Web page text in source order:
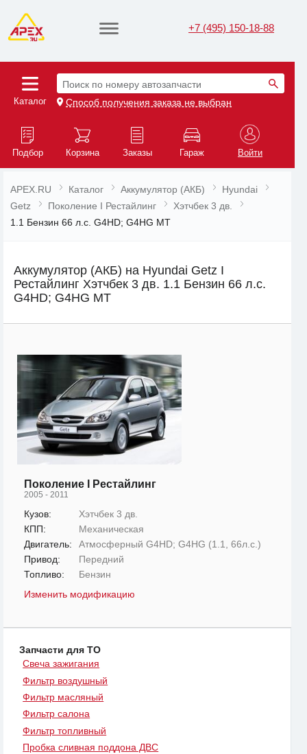
+7 (495) 150-18-88
Каталог
Поиск по номеру автозапчасти
Способ получения заказа не выбран
Подбор Корзина Заказы Гараж Войти
APEX.RU Каталог Аккумулятор (АКБ)
Hyundai
Getz
Поколение I Рестайлинг
Хэтчбек 3 дв.
1.1 Бензин 66 л.с. G4HD; G4HG MT
Аккумулятор (АКБ) на Hyundai Getz I
Рестайлинг Хэтчбек 3 дв. 1.1 Бензин 66 л.с.
G4HD; G4HG MT
Поколение I Рестайлинг
2005 - 2011
Кузов:
Хэтчбек 3 дв.
КПП:
Механическая
Двигатель:
Атмосферный G4HD; G4HG (1.1, 66л.с.)
Привод:
Передний
Топливо:
Бензин
Изменить модификацию
Запчасти для ТО
Свеча зажигания
Фильтр воздушный
Фильтр масляный
Фильтр салона
Фильтр топливный
Пробка сливная поддона ДВС